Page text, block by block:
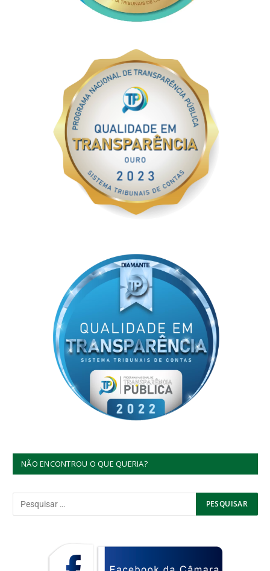
NÃO ENCONTROU O QUE QUERIA?